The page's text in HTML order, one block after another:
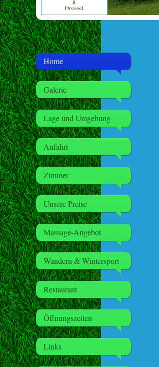
Home
Galerie
Lage und Umgebung
Anfahrt
Zimmer
Unsere Preise
Massage-Angebot
Wandern & Wintersport
Restaurant
Öffnungszeiten
Links